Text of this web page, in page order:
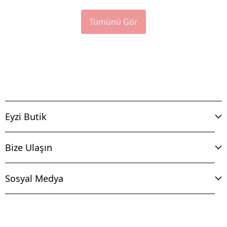
Tümünü Gör
Eyzi Butik
Bize Ulaşın
Sosyal Medya